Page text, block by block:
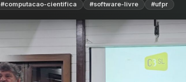
#computacao-cientifica #software-livre #ufpr